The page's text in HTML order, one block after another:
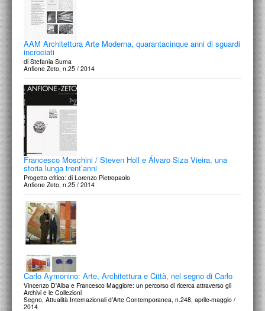
AAM Architettura Arte Moderna, quarantacinque anni di sguardi
incrociati
di Stefania Suma
Anfione Zeto, n.25 / 2014
Francesco Moschini / Steven Holl e Álvaro Siza Vieira, una
storia lunga trent’anni
Progetto critico: di Lorenzo Pietropaolo
Anfione Zeto, n.25 / 2014
Carlo Aymonino: Arte, Architettura e Città, nel segno di Carlo
Vincenzo D'Alba e Francesco Maggiore: un percorso di ricerca attraverso gli
Archivi e le Collezioni
Segno, Attualità Internazionali d'Arte Contemporanea, n.248, aprile-maggio /
2014